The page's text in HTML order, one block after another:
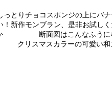
チョコスポンジの上にバナ
新作モンブラン、是非お試
ょうか 断面図はこんなふ
♡ クリスマスカラーの可愛